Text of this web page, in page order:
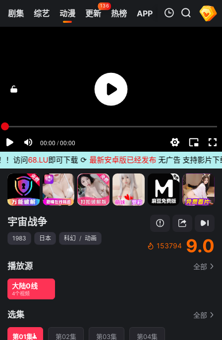
剧集 综艺 动漫 更新
136
热榜 APP
清空
问68.LU即可下载 ⟳ 最新安卓版已经发布无广告 支持影片下载
宇宙战争
1983 日本 科幻 / 动画
153794 9.0
播放源 全部
大陆0线
4个视频
选集 全部
第01集 第02集 第03集 第04集